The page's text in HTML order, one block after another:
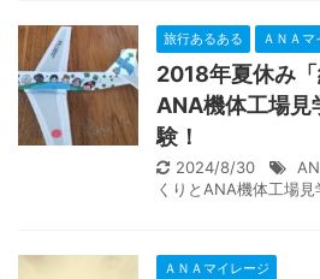
旅行あるある ＡＮＡマ
2018年夏休み
ANA機体工場見
験！
2024/8/30
くりとANA機体工場見
ＡＮＡマイレージ